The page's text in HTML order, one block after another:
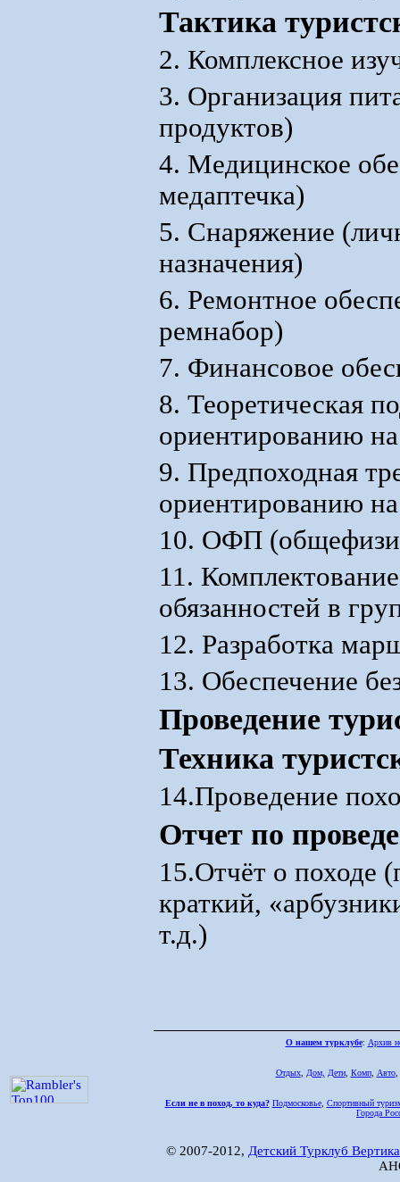
Тактика
2. Комплексное
3. Организация
продуктов)
4. Медицинское
медаптечка)
5. Снаряжение
назначения)
6. Ремонтное
ремнабор)
7. Финансовое
8. Теоретическая
ориентированию
9. Предпоходная
ориентированию
10. ОФП
11.
обязанностей в
12. Разработка
13. Обеспечение
Проведение
Техника
14.Проведение
Отчет по
15.Отчёт о походе
краткий,
т.д.)
О нашем турклубе: Архив
Отдых, Дом, Дети, Комп, Авто,
Если не в поход, то куда? Подмосковье, Спортивный
Города
© 2007-2012, Детский Турклуб